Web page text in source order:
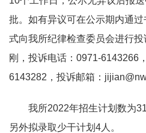
批。如有异议可在公示期内通
式向我所纪律检查委员会进行
刚，投诉电话：0971-6143266
6143282，投诉邮箱：
我所2022年招生计划数为31
另外拟录取少干计划4人。